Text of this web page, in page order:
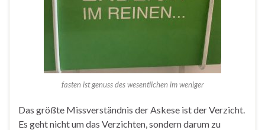
fasten ist genuss des wesentlichen im weniger
Das größte Missverständnis der Askese ist der Verzicht.
Es geht nicht um das Verzichten, sondern darum zu